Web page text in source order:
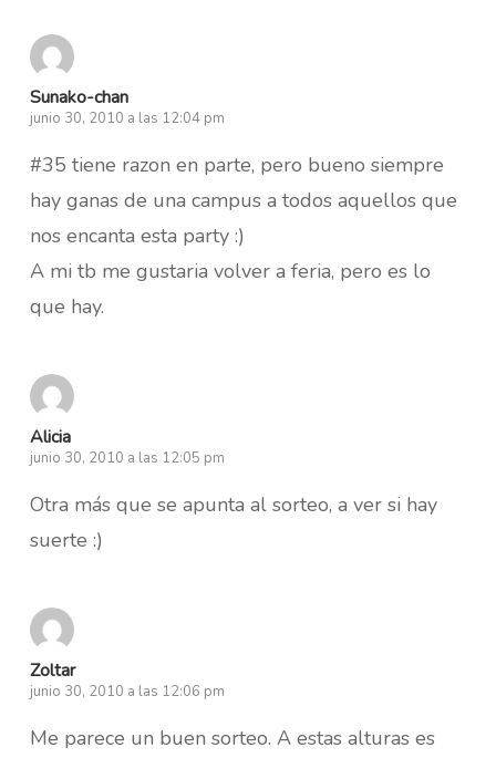
Sunako-chan
junio 30, 2010 a las 12:04 pm
#35 tiene razon en parte, pero bueno siempre
hay ganas de una campus a todos aquellos que
nos encanta esta party :)
A mi tb me gustaria volver a feria, pero es lo
que hay.
Alicia
junio 30, 2010 a las 12:05 pm
Otra más que se apunta al sorteo, a ver si hay
suerte :)
Zoltar
junio 30, 2010 a las 12:06 pm
Me parece un buen sorteo. A estas alturas es